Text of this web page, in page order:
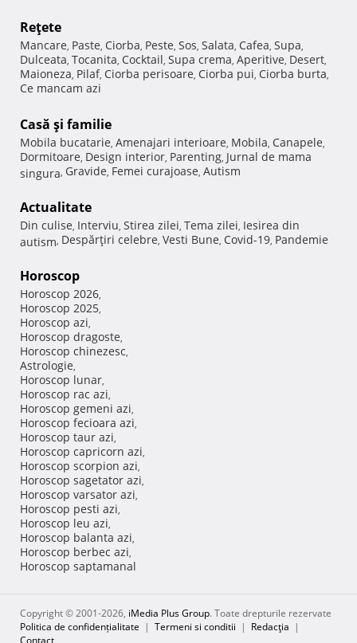
Reţete
Mancare, Paste, Ciorba, Peste, Sos, Salata, Cafea, Supa,
Dulceata, Tocanita, Cocktail, Supa crema, Aperitive, Desert,
Maioneza, Pilaf, Ciorba perisoare, Ciorba pui, Ciorba burta,
Ce mancam azi
Casă şi familie
Mobila bucatarie, Amenajari interioare, Mobila, Canapele,
Dormitoare, Design interior, Parenting, Jurnal de mama
singura, Gravide, Femei curajoase, Autism
Actualitate
Din culise, Interviu, Stirea zilei, Tema zilei, Iesirea din
autism, Despărţiri celebre, Vesti Bune, Covid-19, Pandemie
Horoscop
Horoscop 2026,
Horoscop 2025,
Horoscop azi,
Horoscop dragoste,
Horoscop chinezesc,
Astrologie,
Horoscop lunar,
Horoscop rac azi,
Horoscop gemeni azi,
Horoscop fecioara azi,
Horoscop taur azi,
Horoscop capricorn azi,
Horoscop scorpion azi,
Horoscop sagetator azi,
Horoscop varsator azi,
Horoscop pesti azi,
Horoscop leu azi,
Horoscop balanta azi,
Horoscop berbec azi,
Horoscop saptamanal
Copyright © 2001-2026, iMedia Plus Group. Toate drepturile rezervate
Politica de confidențialitate | Termeni si conditii | Redacţia |